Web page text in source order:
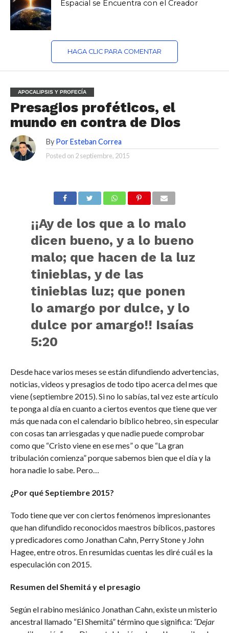
Espacial se Encuentra con el Creador
HAGA CLIC PARA COMENTAR
APOCALIPSIS Y PROFECÍA
Presagios proféticos, el
mundo en contra de Dios
By Por Esteban Correa
Posted on 2 septiembre, 2015
¡¡Ay de los que a lo malo
dicen bueno, y a lo bueno
malo; que hacen de la luz
tinieblas, y de las
tinieblas luz; que ponen
lo amargo por dulce, y lo
dulce por amargo!! Isaías
5:20
Desde hace varios meses se están difundiendo advertencias,
noticias, videos y presagios de todo tipo acerca del mes que
viene (septiembre 2015). Si no lo sabías, tal vez este artículo
te ponga al día en cuanto a ciertos eventos que tiene que ver
más que nada con el calendario bíblico hebreo, sin especular
con cosas tan arriesgadas y que nadie puede comprobar
como que “Cristo viene en ese mes” o que “La gran
tribulación comienza” porque sabemos bien que el día y la
hora nadie lo sabe. Pero…
¿Por qué Septiembre 2015?
Todo tiene que ver con ciertos fenómenos impresionantes
que han difundido reconocidos maestros bíblicos, pastores
y predicadores como Jonathan Cahn, Perry Stone y John
Hagee, entre otros. En resumidas cuentas les diré cuál es la
especulación con 2015.
Resumen del Shemitá y el presagio
Según el rabino mesiánico Jonathan Cahn, existe un misterio
ancestral llamado “El Shemitá” término que significa: “Dejar